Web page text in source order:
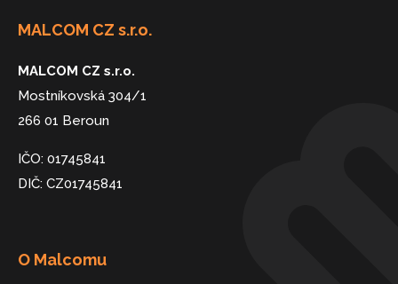
MALCOM CZ s.r.o.
MALCOM CZ s.r.o.
Mostníkovská 304/1
266 01 Beroun
IČO: 01745841
DIČ: CZ01745841
O Malcomu